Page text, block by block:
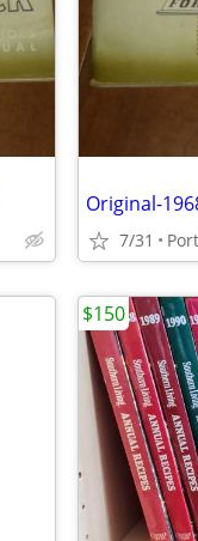
Original-
7/31
$150